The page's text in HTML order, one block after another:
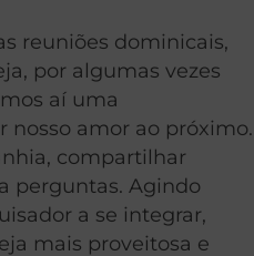
reuniões dominicais,
por algumas vezes
aí uma
nosso amor ao próximo.
compartilhar
perguntas. Agindo
a se integrar,
mais proveitosa e